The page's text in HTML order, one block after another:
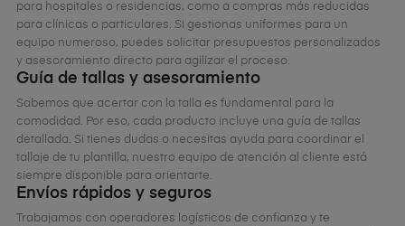
para hospitales o residencias, como a compras más reducidas
para clínicas o particulares. Si gestionas uniformes para un
equipo numeroso, puedes solicitar presupuestos personalizados
y asesoramiento directo para agilizar el proceso.
Guía de tallas y asesoramiento
Sabemos que acertar con la talla es fundamental para la
comodidad. Por eso, cada producto incluye una guía de tallas
detallada. Si tienes dudas o necesitas ayuda para coordinar el
tallaje de tu plantilla, nuestro equipo de atención al cliente está
siempre disponible para orientarte.
Envíos rápidos y seguros
Trabajamos con operadores logísticos de confianza y te